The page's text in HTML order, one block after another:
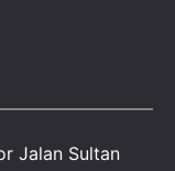
Jalan Sultan